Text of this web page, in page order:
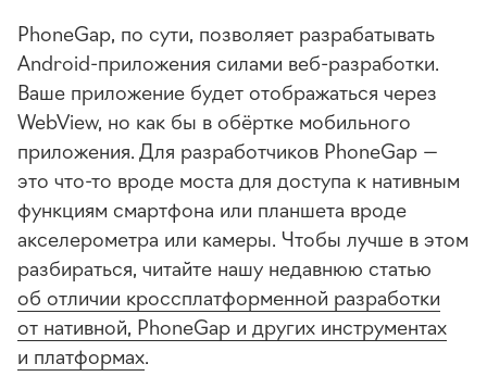
PhoneGap, по сути, позволяет разрабатывать
Android-приложения силами веб-разработки.
Ваше приложение будет отображаться через
WebView, но как бы в обёртке мобильного
приложения. Для разработчиков PhoneGap —
это что-то вроде моста для доступа к нативным
функциям смартфона или планшета вроде
акселерометра или камеры. Чтобы лучше в этом
разбираться, читайте нашу недавнюю статью
об отличии кроссплатформенной разработки
от нативной, PhoneGap и других инструментах
и платформах.